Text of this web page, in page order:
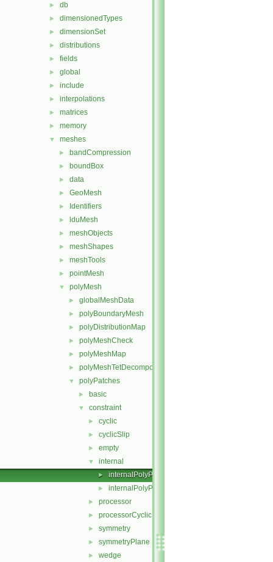
► db
► dimensionedTypes
► dimensionSet
► distributions
► fields
► global
► include
► interpolations
► matrices
► memory
▼ meshes
► bandCompression
► boundBox
► data
► GeoMesh
► Identifiers
► lduMesh
► meshObjects
► meshShapes
► meshTools
► pointMesh
▼ polyMesh
► globalMeshData
► polyBoundaryMesh
► polyDistributionMap
► polyMeshCheck
► polyMeshMap
► polyMeshTetDecomposition
▼ polyPatches
► basic
▼ constraint
► cyclic
► cyclicSlip
► empty
▼ internal
► internalPolyPatch.C
► internalPolyPatch.H
► processor
► processorCyclic
► symmetry
► symmetryPlane
► wedge